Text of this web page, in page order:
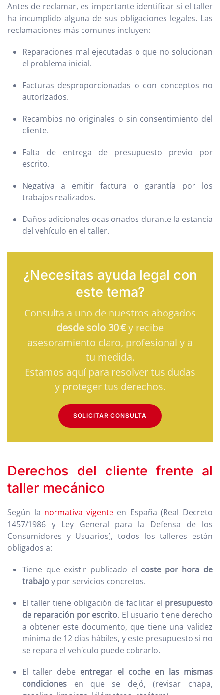
Antes de reclamar, es importante identificar si el taller
ha incumplido alguna de sus obligaciones legales. Las
reclamaciones más comunes incluyen:
Reparaciones mal ejecutadas o que no solucionan
el problema inicial.
Facturas desproporcionadas o con conceptos no
autorizados.
Recambios no originales o sin consentimiento del
cliente.
Falta de entrega de presupuesto previo por
escrito.
Negativa a emitir factura o garantía por los
trabajos realizados.
Daños adicionales ocasionados durante la estancia
del vehículo en el taller.
¿Necesitas ayuda legal con
este tema?
Consulta a uno de nuestros abogados
desde solo 30 €y recibe
asesoramiento claro, profesional y a
tu medida.
Estamos aquí para resolver tus dudas
y proteger tus derechos.
SOLICITAR CONSULTA
Derechos del cliente frente al
taller mecánico
Según la normativa vigenteen España (Real Decreto
1457/1986 y Ley General para la Defensa de los
Consumidores y Usuarios), todos los talleres están
obligados a:
Tiene que existir publicado el coste por hora de
trabajoy por servicios concretos.
El taller tiene obligación de facilitar el presupuesto
de reparación por escrito. El usuario tiene derecho
a obtener este documento, que tiene una validez
mínima de 12 días hábiles, y este presupuesto si no
se repara el vehículo puede cobrarlo.
El taller debe entregar el coche en las mismas
condiciones en que se dejó, (revisar chapa,